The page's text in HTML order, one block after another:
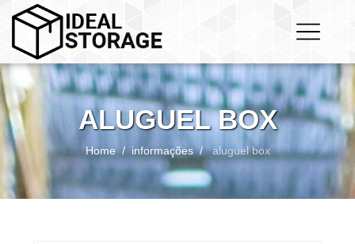
ALUGUEL BOX
Home informações aluguel box